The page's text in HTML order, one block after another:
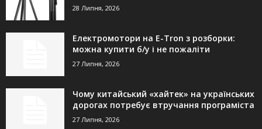
28 Липня, 2026
Електромотори на E-Tron з розборки:
можна купити б/у і не пожаліти
27 Липня, 2026
Чому китайський «хайтек» на українських
дорогах потребує втручання програміста
27 Липня, 2026